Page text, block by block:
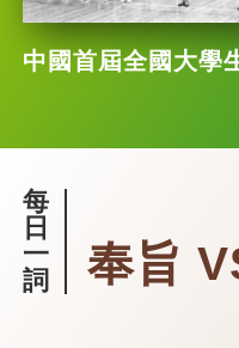
中國首屆全國大學
每
日
一
詞
奉旨